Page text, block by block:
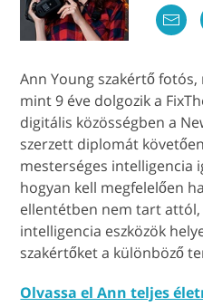
Ann Young szakértő
mint 9 éve dolgozik a
digitális közösségben a
szerzett diplomát
mesterséges intelligencia
hogyan kell megfelelően
ellentétben nem tart attól,
intelligencia eszközök
szakértőket a különböző
Olvassa el Ann teljes